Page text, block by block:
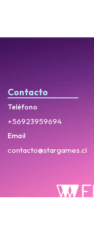
Contacto
Teléfono
+56923959694
Email
contacto@stargames.cl